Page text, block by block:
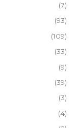
(7)
(93)
(109)
(33)
(9)
(39)
(3)
(4)